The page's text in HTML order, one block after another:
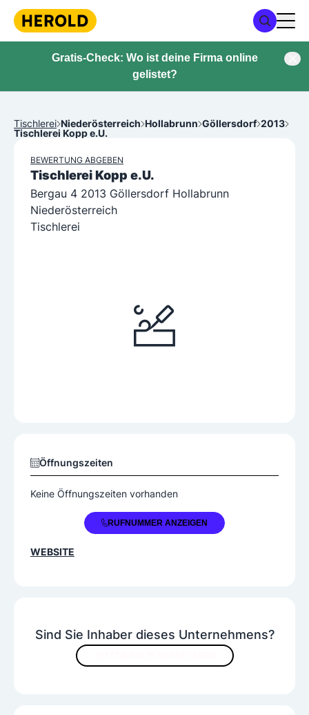
Gratis-Check: Wo ist deine Firma online
gelistet?
Tischlerei Niederösterreich Hollabrunn Göllersdorf 2013
Tischlerei Kopp e.U.
BEWERTUNG ABGEBEN
Tischlerei Kopp e.U.
Bergau 4 2013 Göllersdorf Hollabrunn
Niederösterreich
Tischlerei
Sind Sie Inhaber dieses Unternehmens?
Öffnungszeiten
Keine Öffnungszeiten vorhanden
+43 676 9339683RUFNUMMER ANZEIGEN
WEBSITE